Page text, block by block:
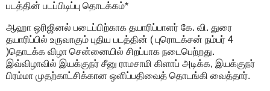
படத்தின் படப்பிடிப்பு தொடக்கம்*
ஆஹா ஒரிஜினல் படைப்பிற்காக தயாரிப்பாளர் கே. வி. துரை
தயாரிப்பில் உருவாகும் புதிய படத்தின் ( புரொடக்சன் நம்பர் 4
)தொடக்க விழா சென்னையில் சிறப்பாக நடைபெற்றது.
இவ்விழாவில் இயக்குநர் சீனு ராமசாமி கிளாப் அடிக்க, இயக்குநர்
பிரம்மா முதற்காட்சிக்கான ஒளிப்பதிவைத் தொடங்கி வைத்தார்.